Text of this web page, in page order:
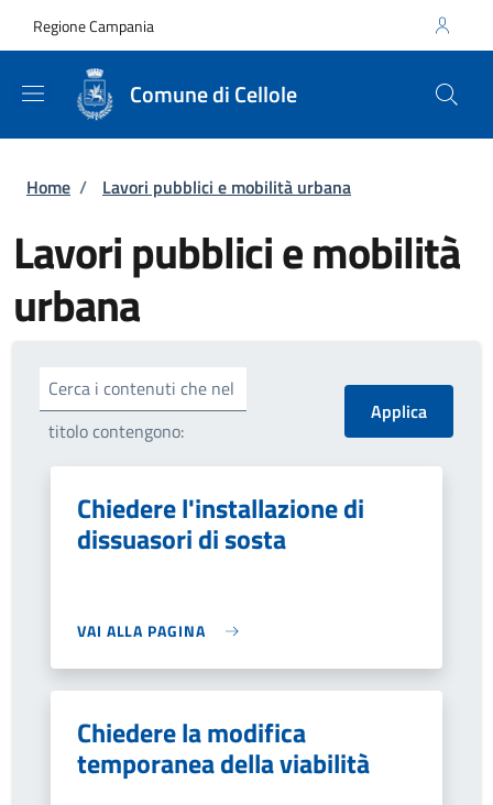
Regione Campania
Comune di Cellole
Briciole di pane
Home / Lavori pubblici e mobilità urbana
Lavori pubblici e mobilità
urbana
Cerca i contenuti che nel
titolo contengono:
Chiedere l'installazione di
dissuasori di sosta
VAI ALLA PAGINA
Chiedere la modifica
temporanea della viabilità